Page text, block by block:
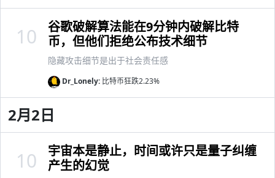
谷歌破解算法能在9分钟内破解比特
币，但他们拒绝公布技术细节
隐藏攻击细节是出于社会责任感
Dr_Lonely: 比特币狂跌2.23%
10
2月2日
宇宙本是静止，时间或许只是量子纠缠
产生的幻觉
10